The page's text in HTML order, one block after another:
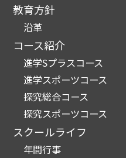
教育方針
沿革
コース紹介
進学Sプラスコース
進学スポーツコース
探究総合コース
探究スポーツコース
スクールライフ
年間行事